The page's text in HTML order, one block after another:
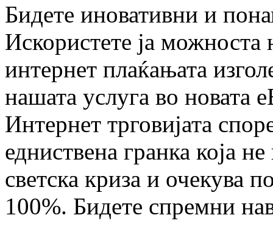
Бидете иновативни и
Искористете ја можноста
интернет плаќањата
нашата услуга во новата
Интернет трговијата
едниствена гранка која
светска криза и очекува
100%. Бидете спремни